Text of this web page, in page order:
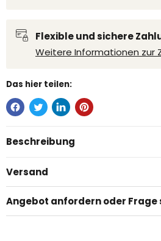
Flexible und sichere
Weitere Informationen zur
Das hier teilen:
Beschreibung
Versand
Angebot anfordern oder Frage